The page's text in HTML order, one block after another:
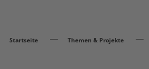
Startseite Themen & Projekte